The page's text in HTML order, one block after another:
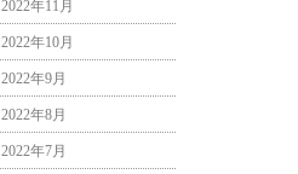
2022年11月
2022年10月
2022年9月
2022年8月
2022年7月